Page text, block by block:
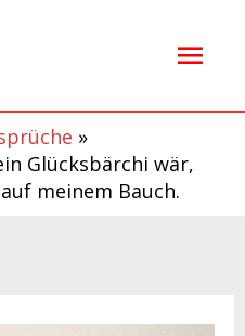
Glücksbärchi wär,
meinem Bauch.